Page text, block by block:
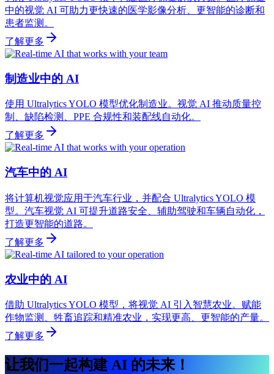
中的视觉 AI 可助力更快速的医学影像分析、更智能的诊断和
患者监测。
了解更多
制造业中的 AI
使用 Ultralytics YOLO 模型优化制造业。视觉 AI 推动质量控
制、缺陷检测、PPE 合规性和装配线自动化。
了解更多
汽车中的 AI
将计算机视觉应用于汽车行业，并配合 Ultralytics YOLO 模
型。汽车视觉 AI 可提升道路安全、辅助驾驶和车辆自动化，
打造更智能的道路。
了解更多
农业中的 AI
借助 Ultralytics YOLO 模型，将视觉 AI 引入智慧农业。赋能
作物监测、牲畜追踪和精准农业，实现更高、更智能的产量。
了解更多
让我们一起构建 AI 的未来！